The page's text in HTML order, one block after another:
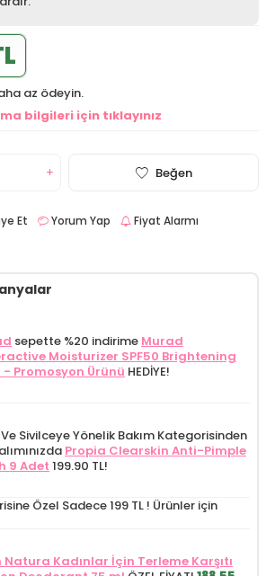
az ödeyin.
bilgileri için tıklayınız
Beğen
Et Yorum Yap Fiyat Alarmı
sepette %20 indirime Murad
Moisturizer SPF50 Brightening
- Promosyon Ürünü HEDİYE!
Sivilceye Yönelik Bakım Kategorisinden
Propia Clearskin Anti-Pimple
9 Adet 199.90 TL!
Özel Sadece 199 TL ! Ürünler için
Natura Kadınlar İçin Terleme Karşıtı